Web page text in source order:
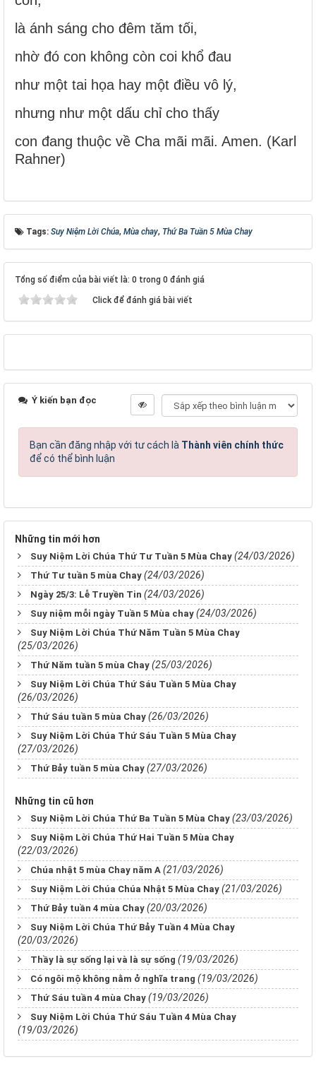
là ánh sáng cho đêm tăm tối,
nhờ đó con không còn coi khổ đau
như một tai họa hay một điều vô lý,
nhưng như một dấu chỉ cho thấy
con đang thuộc về Cha mãi mãi. Amen. (Karl
Rahner)
Tags: Suy Niệm Lời Chúa, Mùa chay, Thứ Ba Tuần 5 Mùa Chay
Tổng số điểm của bài viết là: 0 trong 0 đánh giá
Click để đánh giá bài viết
Ý kiến bạn đọc
Bạn cần đăng nhập với tư cách là Thành viên chính thức
để có thể bình luận
Những tin mới hơn
Suy Niệm Lời Chúa Thứ Tư Tuần 5 Mùa Chay (24/03/2026)
Thứ Tư tuần 5 mùa Chay (24/03/2026)
Ngày 25/3: Lễ Truyền Tin (24/03/2026)
Suy niệm mỗi ngày Tuần 5 Mùa chay (24/03/2026)
Suy Niệm Lời Chúa Thứ Năm Tuần 5 Mùa Chay
(25/03/2026)
Thứ Năm tuần 5 mùa Chay (25/03/2026)
Suy Niệm Lời Chúa Thứ Sáu Tuần 5 Mùa Chay
(26/03/2026)
Thứ Sáu tuần 5 mùa Chay (26/03/2026)
Suy Niệm Lời Chúa Thứ Sáu Tuần 5 Mùa Chay
(27/03/2026)
Thứ Bảy tuần 5 mùa Chay (27/03/2026)
Những tin cũ hơn
Suy Niệm Lời Chúa Thứ Ba Tuần 5 Mùa Chay (23/03/2026)
Suy Niệm Lời Chúa Thứ Hai Tuần 5 Mùa Chay
(22/03/2026)
Chúa nhật 5 mùa Chay năm A (21/03/2026)
Suy Niệm Lời Chúa Chúa Nhật 5 Mùa Chay (21/03/2026)
Thứ Bảy tuần 4 mùa Chay (20/03/2026)
Suy Niệm Lời Chúa Thứ Bảy Tuần 4 Mùa Chay
(20/03/2026)
Thầy là sự sống lại và là sự sống (19/03/2026)
Có ngôi mộ không nằm ở nghĩa trang (19/03/2026)
Thứ Sáu tuần 4 mùa Chay (19/03/2026)
Suy Niệm Lời Chúa Thứ Sáu Tuần 4 Mùa Chay
(19/03/2026)